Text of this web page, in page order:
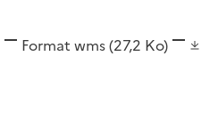
Format wms(27,2 Ko)